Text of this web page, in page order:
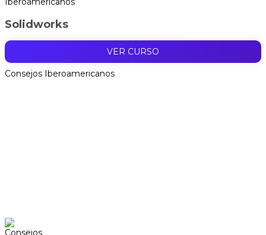
Solidworks
VER CURSO
Consejos Iberoamericanos